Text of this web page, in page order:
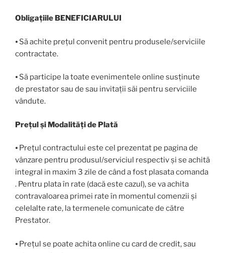
Obligațiile BENEFICIARULUI
⦁ Să achite prețul convenit pentru produsele/serviciile
contractate.
⦁ Să participe la toate evenimentele online susținute
de prestator sau de sau invitații săi pentru serviciile
vândute.
Prețul și Modalități de Plată
⦁ Prețul contractului este cel prezentat pe pagina de
vânzare pentru produsul/serviciul respectiv și se achită
integral in maxim 3 zile de când a fost plasata comanda
. Pentru plata în rate (dacă este cazul), se va achita
contravaloarea primei rate în momentul comenzii și
celelalte rate, la termenele comunicate de către
Prestator.
⦁ Prețul se poate achita online cu card de credit, sau